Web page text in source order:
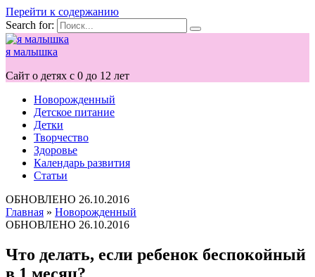
Перейти к содержанию
Search for:
я малышка
Сайт о детях с 0 до 12 лет
Новорожденный
Детское питание
Детки
Творчество
Здоровье
Календарь развития
Статьи
ОБНОВЛЕНО 26.10.2016
Главная » Новорожденный
ОБНОВЛЕНО 26.10.2016
Что делать, если ребенок беспокойный